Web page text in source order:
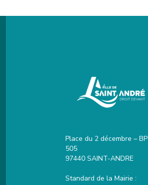
Place du 2 décembre – BP
505
97440 SAINT-ANDRE
Standard de la Mairie :